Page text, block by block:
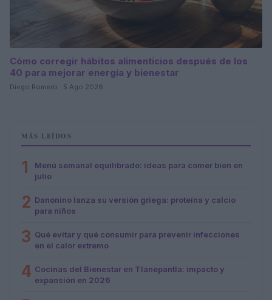
Cómo corregir hábitos alimenticios después de los
40 para mejorar energía y bienestar
Diego Romero · 5 Ago 2026
MÁS LEÍDOS
1
Menú semanal equilibrado: ideas para comer bien en
julio
2 Danonino lanza su versión griega: proteína y calcio
para niños
3 Qué evitar y qué consumir para prevenir infecciones
en el calor extremo
4 Cocinas del Bienestar en Tlanepantla: impacto y
expansión en 2026